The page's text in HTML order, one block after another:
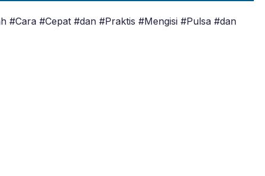
#Cara #Cepat #dan #Praktis #Mengisi #Pulsa #dan